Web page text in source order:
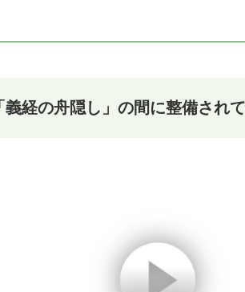
義経の舟隠し」の間に整備され